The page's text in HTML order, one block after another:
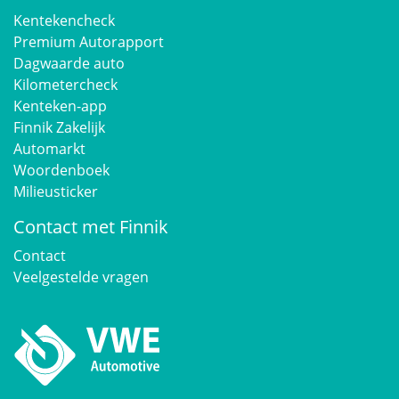
Peugeot
Porsche
Renault
smart
Suzuki
Toyota
Volkswagen
Kentekencheck
Premium Autorapport
Dagwaarde auto
Kilometercheck
Kenteken-app
Finnik Zakelijk
Automarkt
Woordenboek
Milieusticker
Contact met Finnik
Contact
Veelgestelde vragen